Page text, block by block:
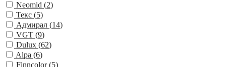
Neomid (2)
Текс (5)
Адмирал (14)
VGT (9)
Dulux (62)
Alpa (6)
Finncolor (5)